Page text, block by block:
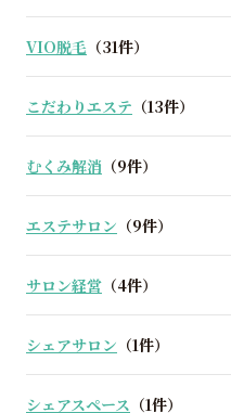
VIO脱毛 （31件）
こだわりエステ （13件）
むくみ解消 （9件）
エステサロン （9件）
サロン経営 （4件）
シェアサロン （1件）
シェアスペース （1件）